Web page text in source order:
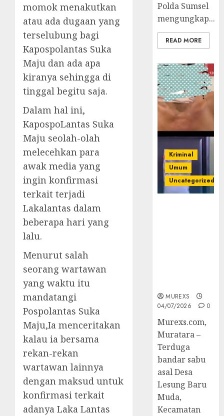
momok menakutkan
atau ada dugaan yang
terselubung bagi
Kapospolantas Suka
Maju dan ada apa
kiranya sehingga di
tinggal begitu saja.
Dalam hal ini,
KapospoLantas Suka
Maju seolah-olah
melecehkan para
awak media yang
ingin konfirmasi
terkait terjadi
Lakalantas dalam
beberapa hari yang
lalu.
Menurut salah
seorang wartawan
yang waktu itu
mandatangi
Pospolantas Suka
Maju,Ia menceritakan
kalau ia bersama
rekan-rekan
wartawan lainnya
dengan maksud untuk
konfirmasi terkait
adanya Laka Lantas
Polda Sumsel
mengungkap...
READ MORE
Kriminal
Umum
Uncategorized
MUREXS
04/07/2026
0
Murexs.com,
Muratara –
Terduga
bandar sabu
asal Desa
Lesung Baru
Muda,
Kecamatan